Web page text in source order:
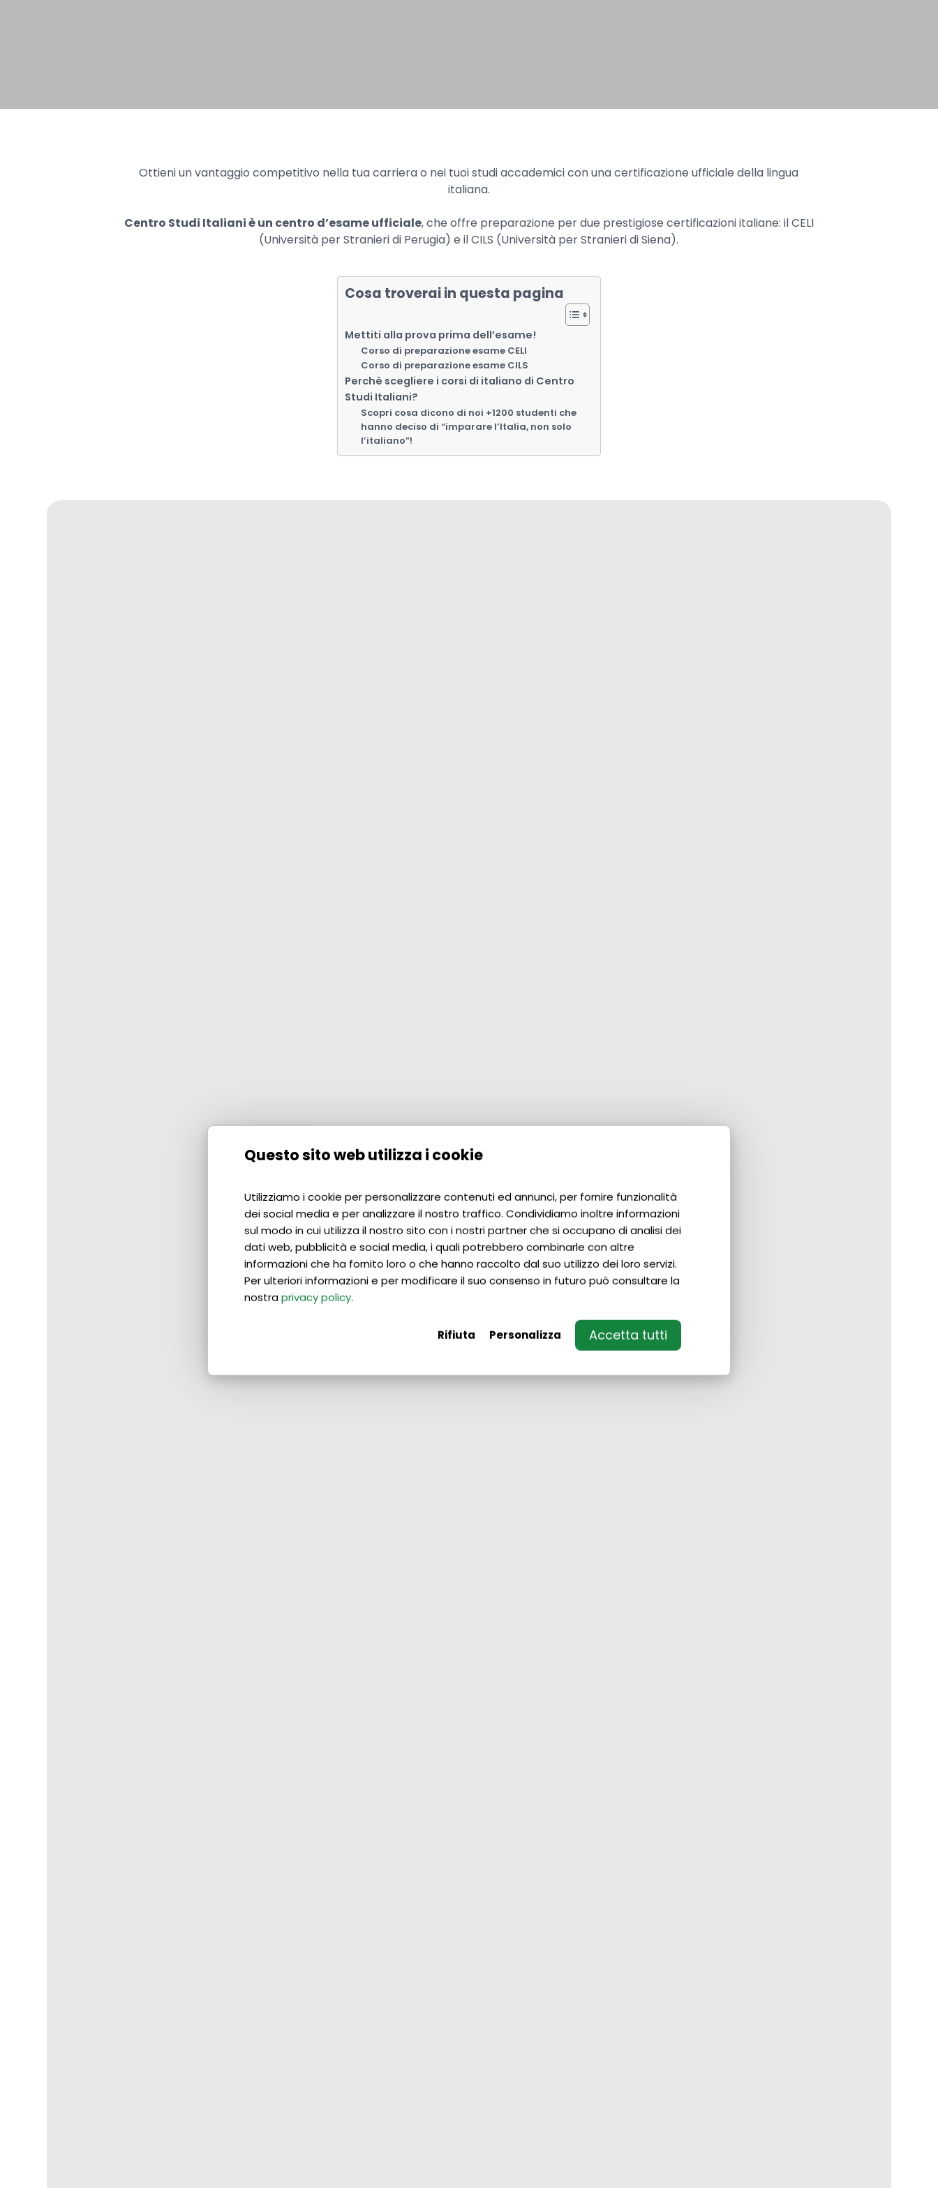
Questo sito web utilizza i cookie
Utilizziamo i cookie per personalizzare contenuti ed annunci, per fornire funzionalità
dei social media e per analizzare il nostro traffico. Condividiamo inoltre informazioni
sul modo in cui utilizza il nostro sito con i nostri partner che si occupano di analisi dei
dati web, pubblicità e social media, i quali potrebbero combinarle con altre
informazioni che ha fornito loro o che hanno raccolto dal suo utilizzo dei loro servizi.
Per ulteriori informazioni e per modificare il suo consenso in futuro può consultare la
nostraprivacy policy.
Rifiuta Personalizza Accetta tutti
Ottieni un vantaggio competitivo nella tua carriera o nei tuoi studi accademici con una certificazione ufficiale della lingua
italiana.
Centro Studi Italiani è un centro d’esame ufficiale, che offre preparazione per due prestigiose certificazioni italiane: il CELI
(Università per Stranieri di Perugia) e il CILS (Università per Stranieri di Siena).
Cosa troverai in questa pagina
Mettiti alla prova prima dell’esame!
Corso di preparazione esame CELI
Corso di preparazione esame CILS
Perchè scegliere i corsi di italiano di Centro
Studi Italiani?
Scopri cosa dicono di noi +1200 studenti che
hanno deciso di “imparare l’Italia, non solo
l’italiano”!